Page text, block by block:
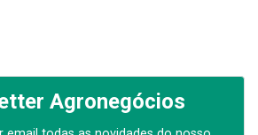
Agronegócios